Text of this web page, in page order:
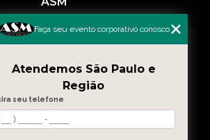
(11) 99577-9954
MENU
HOME
QUEM SOMOS
SERVIÇOS
Faça seu evento corporativo conosco
Atendemos São Paulo e
Região
seu telefone